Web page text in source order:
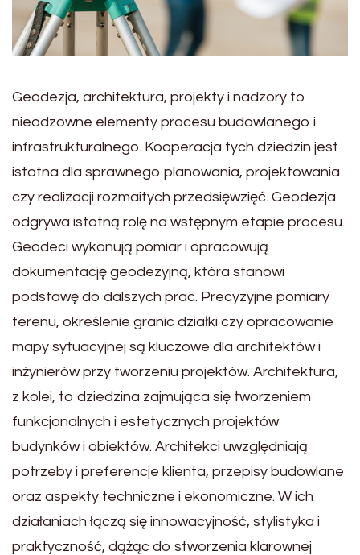
Geodezja, architektura, projekty i nadzory to
nieodzowne elementy procesu budowlanego i
infrastrukturalnego. Kooperacja tych dziedzin jest
istotna dla sprawnego planowania, projektowania
czy realizacji rozmaitych przedsięwzięć. Geodezja
odgrywa istotną rolę na wstępnym etapie procesu.
Geodeci wykonują pomiar i opracowują
dokumentację geodezyjną, która stanowi
podstawę do dalszych prac. Precyzyjne pomiary
terenu, określenie granic działki czy opracowanie
mapy sytuacyjnej są kluczowe dla architektów i
inżynierów przy tworzeniu projektów. Architektura,
z kolei, to dziedzina zajmująca się tworzeniem
funkcjonalnych i estetycznych projektów
budynków i obiektów. Architekci uwzględniają
potrzeby i preferencje klienta, przepisy budowlane
oraz aspekty techniczne i ekonomiczne. W ich
działaniach łączą się innowacyjność, stylistyka i
praktyczność, dążąc do stworzenia klarownej